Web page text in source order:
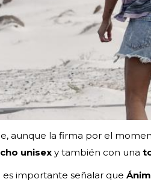
aunque la firma por el
unisex y también con una
importante señalar que